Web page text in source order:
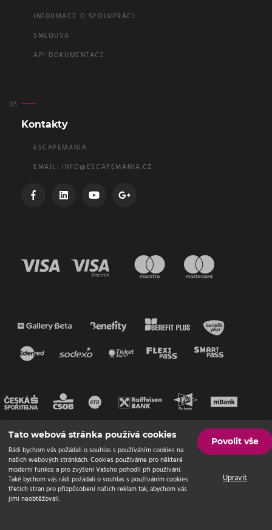
INFORMACE O SPOLUPRÁCI
SMLOUVA
API DOKUMENTACE
Kontakty
ESCAPEMANIA
EMAIL: INFO@ESCAPEMANIA.CZ
Tato webová stránka používá cookies
Rádi bychom vás požádali o souhlas s používáním cookies na
našich webových stránkách. Cookies používáme pro některé
moderní funkce a pro zvýšení Vašeho pohodlí při používání.
Také bychom vás rádi požádali o souhlas s používáním cookies
třetích stran pro přizpůsobení našich reklam tak, abychom vás
jimi neobtěžovali.
Povolit vše
Upravit